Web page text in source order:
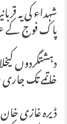
شہداء کی یہ
پاک فوج کے
دہشتگردوں
خاتمے تک
ڈیرہ غازی